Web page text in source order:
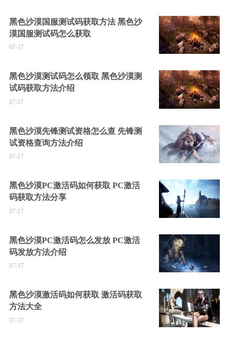
黑色沙漠国服测试码获取方法 黑色沙
漠国服测试码怎么获取
07-17
黑色沙漠测试码怎么领取 黑色沙漠测
试码获取方法介绍
07-17
黑色沙漠先锋测试资格怎么查 先锋测
试资格查询方法介绍
07-17
黑色沙漠PC激活码如何获取 PC激活
码获取方法分享
07-17
黑色沙漠PC激活码怎么发放 PC激活
码发放方法介绍
07-17
黑色沙漠激活码如何获取 激活码获取
方法大全
07-17